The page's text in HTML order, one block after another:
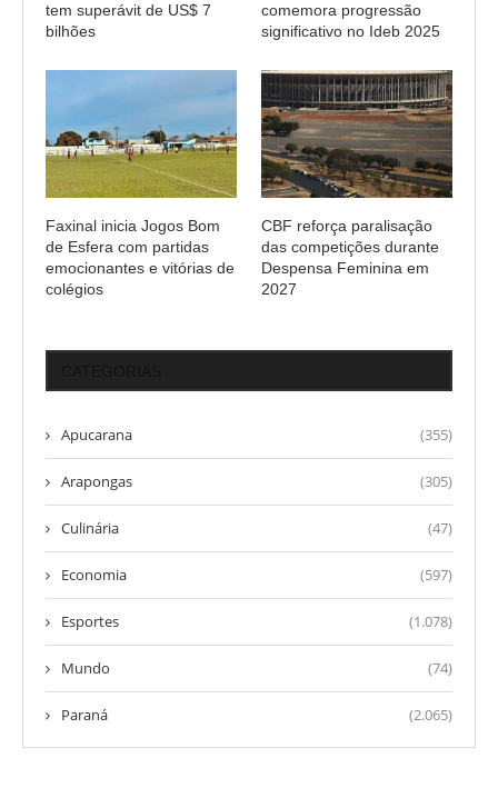
tem superávit de US$ 7
bilhões
comemora progressão
significativo no Ideb 2025
Faxinal inicia Jogos Bom
de Esfera com partidas
emocionantes e vitórias de
colégios
CBF reforça paralisação
das competições durante
Despensa Feminina em
2027
Apucarana (355)
Arapongas (305)
Culinária (47)
Economia (597)
Esportes (1.078)
Mundo (74)
Paraná (2.065)